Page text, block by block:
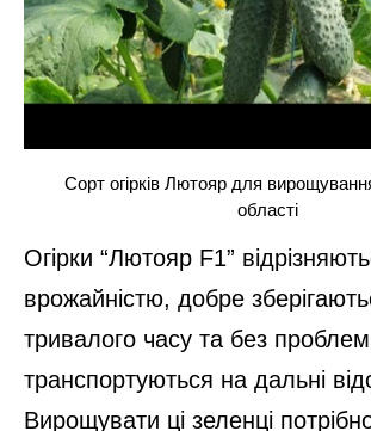
Сорт огірків Лютояр для
області
Огірки “Лютояр F1”
врожайністю, добре
тривалого часу та без проблем
транспортуються на дальні
Вирощувати ці зеленці